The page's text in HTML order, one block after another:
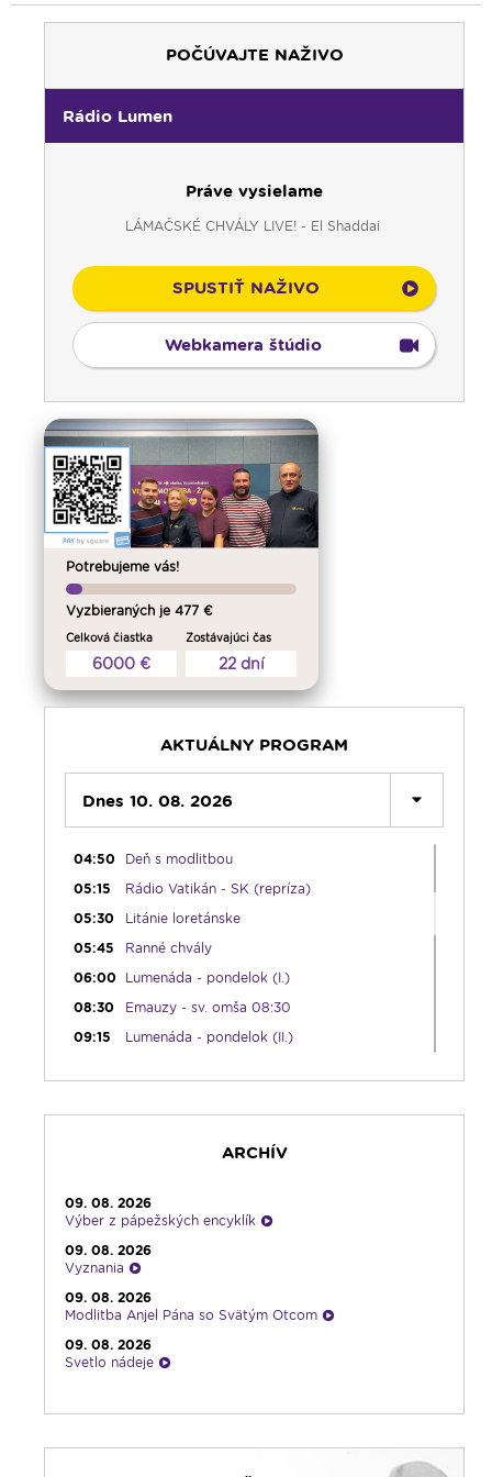
POČÚVAJTE NAŽIVO
Rádio Lumen
Práve vysielame
LÁMAČSKÉ CHVÁLY LIVE! - El Shaddai
SPUSTIŤ NAŽIVO
Webkamera štúdio
Potrebujeme vás!
Vyzbieraných je 477 €
Celková čiastka
6000 €
Zostávajúci čas
22 dní
AKTUÁLNY PROGRAM
Dnes 10. 08. 2026
00:00
Predel do nového dňa
00:01
Rozhlasová hra - repriza
01:00
Zaostrené - repríza
02:00 Odborník na linke - repríza
Kláštory a rehoľný život - repríza
03:30
Pod vankúš
04:00
Radostný ruženec
04:25
Ďalekohľad - repríza zo soboty
04:50
Deň s modlitbou
05:15
Rádio Vatikán - SK (repríza)
05:30
Litánie loretánske
05:45
Ranné chvály
06:00
Lumenáda - pondelok (I.)
08:30
Emauzy - sv. omša 08:30
09:15
Lumenáda - pondelok (II.)
17:05
Hudobná bodka s Dianou
17:30
Infolumen
18:00
Emauzy - sv. omša 18:00
19:00
Radostný ruženec
19:45
Rádio Vatikán - SK
21:10
Spoznávame Bibliu
ARCHÍV
09. 08. 2026
Výber z pápežských encyklík
09. 08. 2026
Vyznania
09. 08. 2026
Modlitba Anjel Pána so Svätým Otcom
09. 08. 2026
Svetlo nádeje
Piesne na želanie